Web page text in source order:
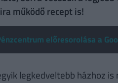
működő recept is!
előresorolása a
legkedveltebb házhoz